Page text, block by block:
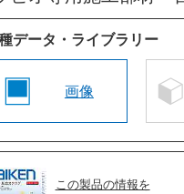
データ・ライブラリー
画像
この製品の情報を